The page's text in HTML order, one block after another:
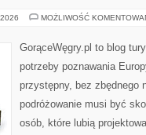
MOŻLIWOŚĆ
GorąceWęgry.pl to blog
potrzeby poznawania
przystępny, bez zbędnego
podróżowanie musi być
osób, które lubią